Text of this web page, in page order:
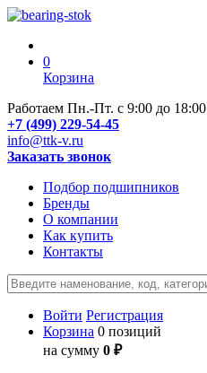
0
Корзина
Работаем Пн.-Пт. с 9:00 до 18:00
+7 (499) 229-54-45
info@ttk-v.ru
Заказать звонок
Подбор подшипников
Бренды
О компании
Как купить
Контакты
Войти Регистрация
Корзина 0 позиций
на сумму 0 ₽